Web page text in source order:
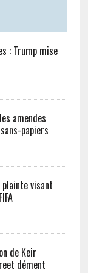
: Trump mise
amendes
papiers
plainte visant
de Keir
dément